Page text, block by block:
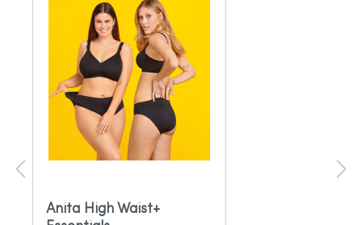
Anita High Waist+